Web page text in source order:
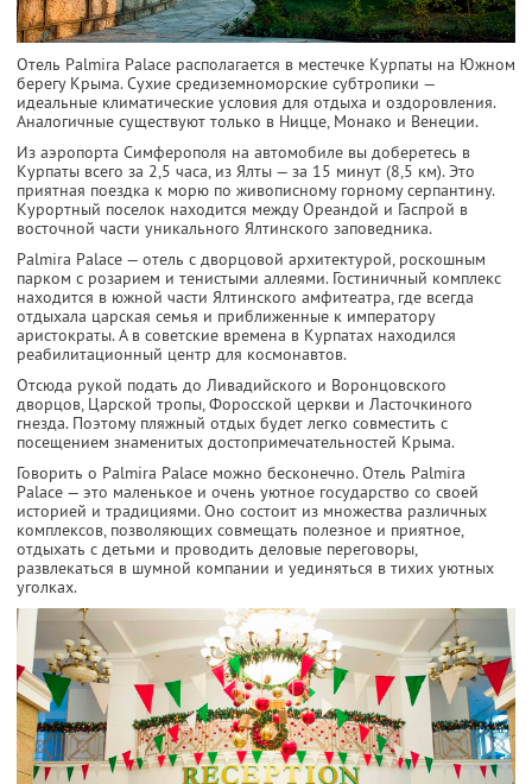
Отель Palmira Palace располагается в местечке Курпаты на Южном
берегу Крыма. Cухие средиземноморские субтропики —
идеальные климатические условия для отдыха и оздоровления.
Аналогичные существуют только в Ницце, Монако и Венеции.
Из аэропорта Симферополя на автомобиле вы доберетесь в
Курпаты всего за 2,5 часа, из Ялты — за 15 минут (8,5 км). Это
приятная поездка к морю по живописному горному серпантину.
Курортный поселок находится между Ореандой и Гаспрой в
восточной части уникального Ялтинского заповедника.
Palmira Palace — отель с дворцовой архитектурой, роскошным
парком с розарием и тенистыми аллеями. Гостиничный комплекс
находится в южной части Ялтинского амфитеатра, где всегда
отдыхала царская семья и приближенные к императору
аристократы. А в советские времена в Курпатах находился
реабилитационный центр для космонавтов.
Отсюда рукой подать до Ливадийского и Воронцовского
дворцов, Царской тропы, Форосской церкви и Ласточкиного
гнезда. Поэтому пляжный отдых будет легко совместить с
посещением знаменитых достопримечательностей Крыма.
Говорить о Palmira Palace можно бесконечно. Отель Palmira
Palace — это маленькое и очень уютное государство со своей
историей и традициями. Оно состоит из множества различных
комплексов, позволяющих совмещать полезное и приятное,
отдыхать с детьми и проводить деловые переговоры,
развлекаться в шумной компании и уединяться в тихих уютных
уголках.